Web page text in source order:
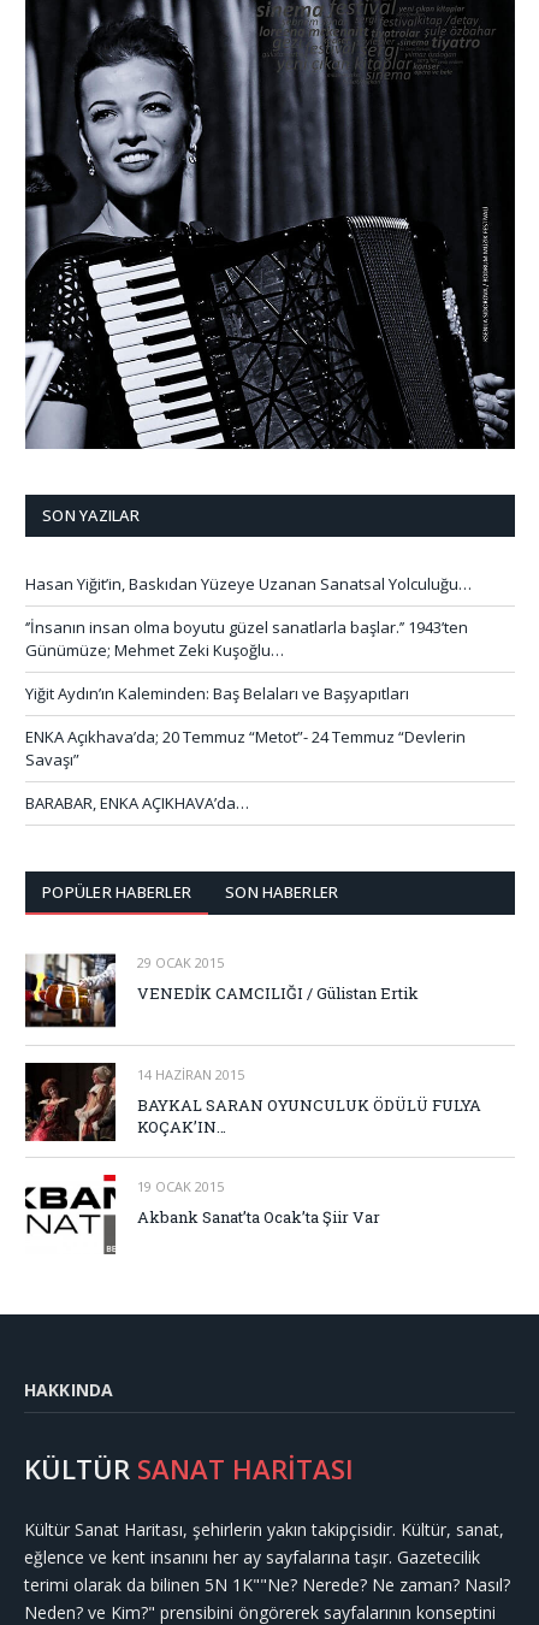
SON YAZILAR
Hasan Yiğit’in, Baskıdan Yüzeye Uzanan Sanatsal Yolculuğu…
‘’İnsanın insan olma boyutu güzel sanatlarla başlar.’’ 1943’ten
Günümüze; Mehmet Zeki Kuşoğlu…
Yiğit Aydın’ın Kaleminden: Baş Belaları ve Başyapıtları
ENKA Açıkhava’da; 20 Temmuz “Metot”- 24 Temmuz “Devlerin
Savaşı”
BARABAR, ENKA AÇIKHAVA’da…
POPÜLER HABERLER SON HABERLER
29 OCAK 2015
VENEDİK CAMCILIĞI / Gülistan Ertik
14 HAZIRAN 2015
BAYKAL SARAN OYUNCULUK ÖDÜLÜ FULYA
KOÇAK’IN…
19 OCAK 2015
Akbank Sanat’ta Ocak’ta Şiir Var
HAKKINDA
KÜLTÜR SANAT HARİTASI
Kültür Sanat Haritası, şehirlerin yakın takipçisidir. Kültür, sanat,
eğlence ve kent insanını her ay sayfalarına taşır. Gazetecilik
terimi olarak da bilinen 5N 1K""Ne? Nerede? Ne zaman? Nasıl?
Neden? ve Kim?" prensibini öngörerek sayfalarının konseptini